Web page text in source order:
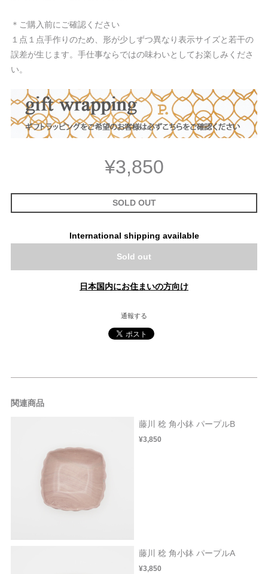
＊ご購入前にご確認ください
１点１点手作りのため、形が少しずつ異なり表示サイズと若干の
誤差が生じます。手仕事ならではの味わいとしてお楽しみくださ
い。
¥3,850
SOLD OUT
International shipping available
Sold out
日本国内にお住まいの方向け
通報する
関連商品
藤川 稔 角小鉢 パープルB
¥3,850
藤川 稔 角小鉢 パープルA
¥3,850